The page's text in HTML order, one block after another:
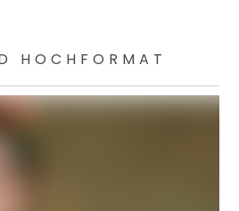
HOCHFORMAT